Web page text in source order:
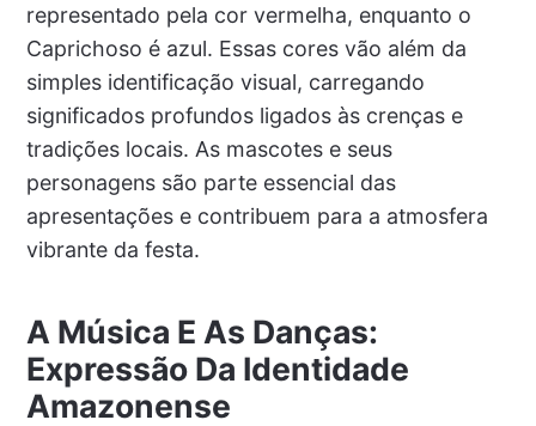
representado pela cor vermelha, enquanto o
Caprichoso é azul. Essas cores vão além da
simples identificação visual, carregando
significados profundos ligados às crenças e
tradições locais. As mascotes e seus
personagens são parte essencial das
apresentações e contribuem para a atmosfera
vibrante da festa.
A Música E As Danças:
Expressão Da Identidade
Amazonense